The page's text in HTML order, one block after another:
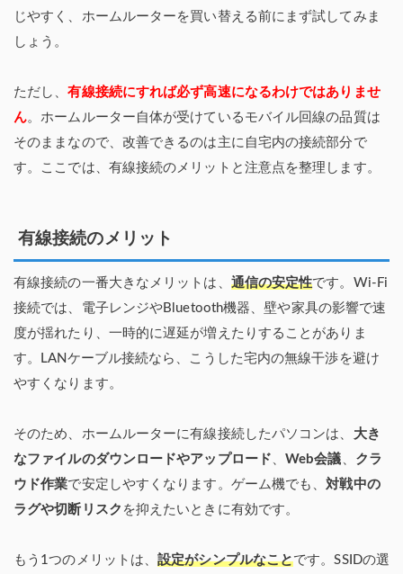
じやすく、ホームルーターを買い替える前にまず試してみま
しょう。
ただし、有線接続にすれば必ず高速になるわけではありませ
ん。ホームルーター自体が受けているモバイル回線の品質は
そのままなので、改善できるのは主に自宅内の接続部分で
す。ここでは、有線接続のメリットと注意点を整理します。
有線接続のメリット
有線接続の一番大きなメリットは、 通信の安定性です。Wi-Fi
接続では、電子レンジやBluetooth機器、壁や家具の影響で速
度が揺れたり、一時的に遅延が増えたりすることがありま
す。LANケーブル接続なら、こうした宅内の無線干渉を避け
やすくなります。
そのため、ホームルーターに有線接続したパソコンは、 大き
なファイルのダウンロードやアップロード 、Web会議 、 クラ
ウド作業で安定しやすくなります。ゲーム機でも、対戦中の
ラグや切断リスク を抑えたいときに有効です。
もう1つのメリットは、設定がシンプルなことです。SSIDの選